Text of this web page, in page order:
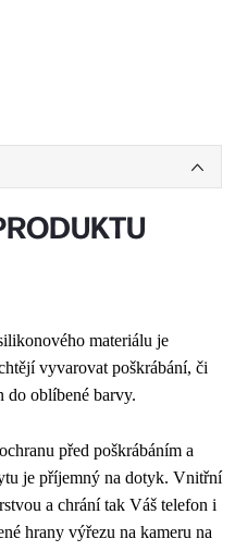
materiálu je
vyvarovat poškrábání, či
do oblíbené barvy.
před poškrábáním a
je příjemný na dotyk. Vnitřní
a chrání tak Váš telefon i
hrany výřezu na kameru na